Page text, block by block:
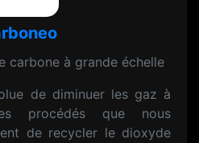
carbone à grande échelle
de diminuer les gaz à
procédés que nous
de recycler le dioxyde